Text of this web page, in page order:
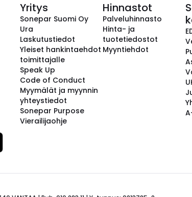
Yritys
Sonepar Suomi Oy
Ura
Laskutustiedot
Yleiset hankintaehdot
toimittajalle
Speak Up
Code of Conduct
Myymälät ja myynnin
yhteystiedot
Sonepar Purpose
Vierailijaohje
Hinnastot
Palveluhinnasto
Hinta- ja
tuotetiedostot
Myyntiehdot